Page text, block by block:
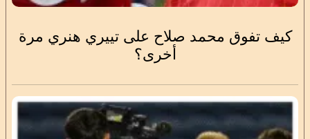
كيف تفوق محمد صلاح على تييري هنري مرة
أخرى؟